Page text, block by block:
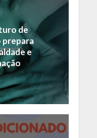
de
prepara
e